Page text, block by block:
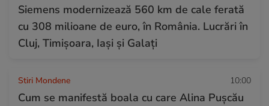
Siemens modernizează 560 km de cale ferată
cu 308 milioane de euro, în România. Lucrări în
Cluj, Timişoara, Iaşi şi Galaţi
Stiri Mondene 10:00
Cum se manifestă boala cu care Alina Pușcău